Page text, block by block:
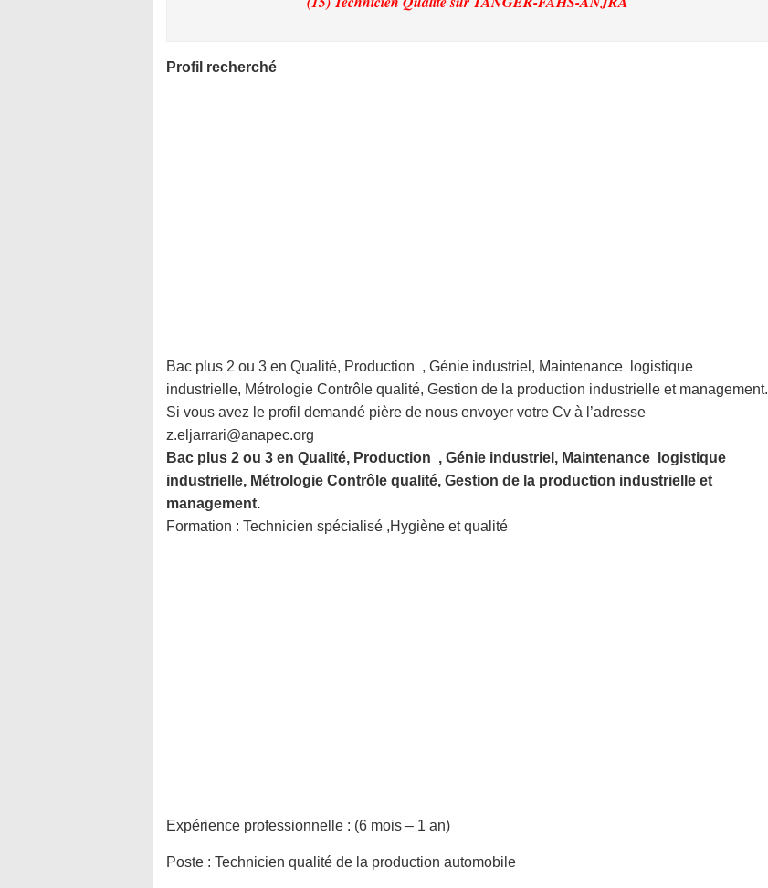
Profil recherché
Bac plus 2 ou 3 en Qualité, Production , Génie industriel, Maintenance logistique
industrielle, Métrologie Contrôle qualité, Gestion de la production industrielle et management.
Si vous avez le profil demandé pière de nous envoyer votre Cv à l’adresse
z.eljarrari@anapec.org
Bac plus 2 ou 3 en Qualité, Production , Génie industriel, Maintenance logistique
industrielle, Métrologie Contrôle qualité, Gestion de la production industrielle et
management.
Formation : Technicien spécialisé ,Hygiène et qualité
Expérience professionnelle : (6 mois – 1 an)
Poste : Technicien qualité de la production automobile